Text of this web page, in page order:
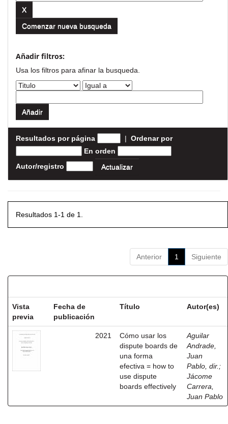
Comenzar nueva busqueda
Añadir filtros:
Usa los filtros para afinar la busqueda.
Resultados por página | Ordenar por
En orden
Autor/registro
Resultados 1-1 de 1.
Anterior 1 Siguiente
Vista
previa
Fecha de
publicación
Título Autor(es)
2021
Cómo usar los
dispute boards de
una forma
efectiva = how to
use dispute
boards effectively
Aguilar
Andrade,
Juan
Pablo, dir. ;
Jácome
Carrera,
Juan Pablo